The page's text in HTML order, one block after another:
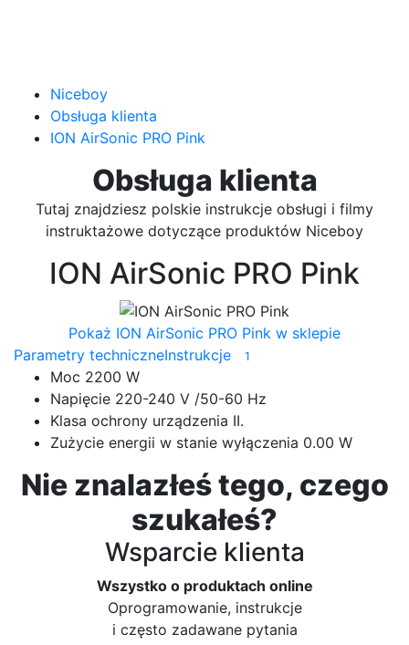
Niceboy
Obsługa klienta
ION AirSonic PRO Pink
Obsługa klienta
Tutaj znajdziesz polskie instrukcje obsługi i filmy
instruktażowe dotyczące produktów Niceboy
ION AirSonic PRO Pink
Pokaż ION AirSonic PRO Pink w sklepie
Parametry techniczneInstrukcje 1
Moc 2200 W
Napięcie 220-240 V /50-60 Hz
Klasa ochrony urządzenia II.
Zużycie energii w stanie wyłączenia 0.00 W
Nie znalazłeś tego, czego
szukałeś?
Wsparcie klienta
Wszystko o produktach online
Oprogramowanie, instrukcje
i często zadawane pytania